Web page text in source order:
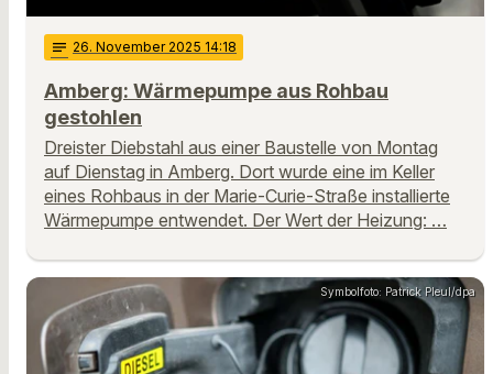
notes 26. November 2025 14:18
Amberg: Wärmepumpe aus Rohbau
gestohlen
Dreister Diebstahl aus einer Baustelle von Montag
auf Dienstag in Amberg. Dort wurde eine im Keller
eines Rohbaus in der Marie-Curie-Straße installierte
Wärmepumpe entwendet. Der Wert der Heizung: …
Symbolfoto: Patrick Pleul/dpa